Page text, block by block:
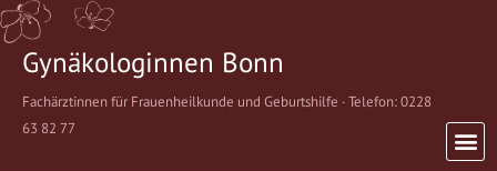
Gynäkologinnen Bonn
Fachärztinnen für Frauenheilkunde und Geburtshilfe · Telefon: 0228
63 82 77